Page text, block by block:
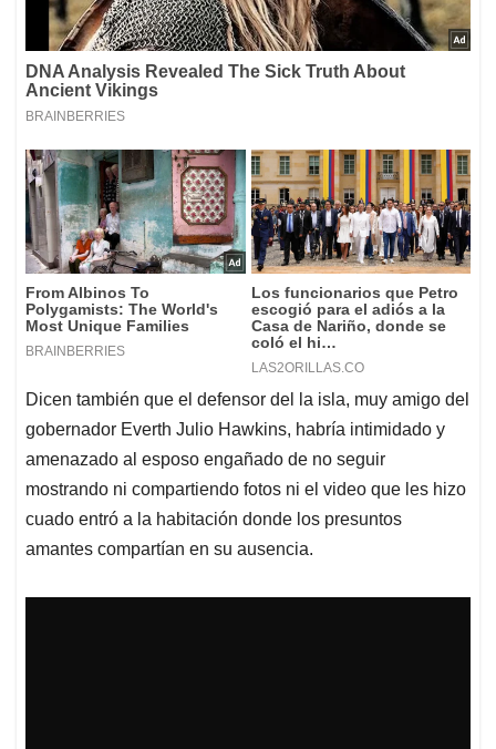
Dicen también que el defensor del la isla, muy amigo del
gobernador Everth Julio Hawkins, habría intimidado y
amenazado al esposo engañado de no seguir
mostrando ni compartiendo fotos ni el video que les hizo
cuado entró a la habitación donde los presuntos
amantes compartían en su ausencia.